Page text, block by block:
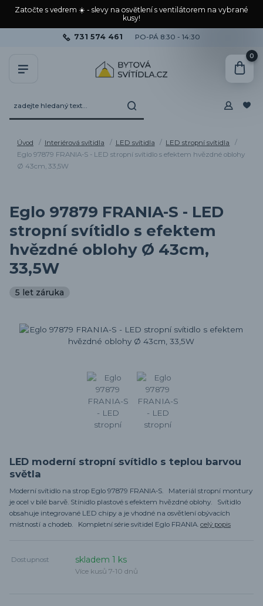
Zatočte s vedrem ☀️ - slevy na osvětlení s ventilátorem na vybrané
kusy!
731 574 461 PO-PÁ 8:30 - 14:30
0
Úvod Interiérová svítidla LED svítidla
LED stropní svítidla
Eglo 97879 FRANIA-S - LED stropní svítidlo s efektem hvězdné oblohy
Ø 43cm, 33,5W
Eglo 97879 FRANIA-S - LED
stropní svítidlo s efektem
hvězdné oblohy Ø 43cm,
33,5W
5 let záruka
LED moderní stropní svítidlo s teplou barvou
světla
Moderní svítidlo na strop Eglo 97879 FRANIA-S. Materiál stropní montury
je ocel v bílé barvě. Stínidlo plastové s efektem hvězdné oblohy. Svítidlo
obsahuje integrované LED chipy a je vhodné na osvětlení obývacích
místností a chodeb. Kompletní série svítidel Eglo FRANIA. celý popis
Dostupnost skladem 1 ks
Více kusů 7-10 dnů